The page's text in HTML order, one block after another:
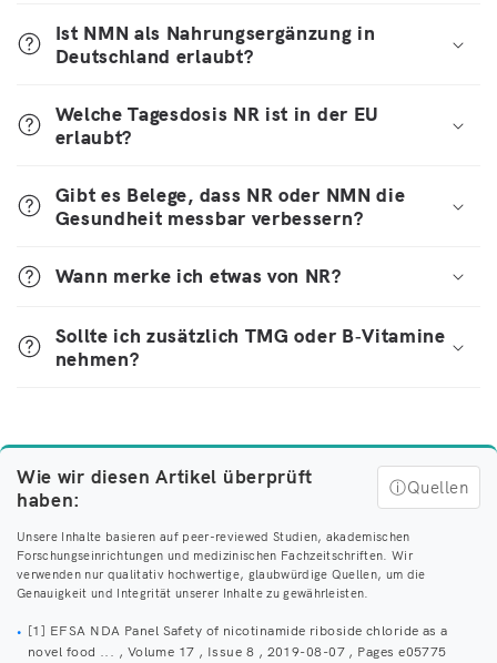
Ist NMN als Nahrungsergänzung in
Deutschland erlaubt?
Welche Tagesdosis NR ist in der EU
erlaubt?
Gibt es Belege, dass NR oder NMN die
Gesundheit messbar verbessern?
Wann merke ich etwas von NR?
Sollte ich zusätzlich TMG oder B‑Vitamine
nehmen?
Wie wir diesen Artikel überprüft
haben:
ⓘQuellen
Unsere Inhalte basieren auf peer-reviewed Studien, akademischen
Forschungseinrichtungen und medizinischen Fachzeitschriften. Wir
verwenden nur qualitativ hochwertige, glaubwürdige Quellen, um die
Genauigkeit und Integrität unserer Inhalte zu gewährleisten.
[1] EFSA NDA Panel Safety of nicotinamide riboside chloride as a
novel food ... , Volume 17 , Issue 8 , 2019-08-07 , Pages e05775